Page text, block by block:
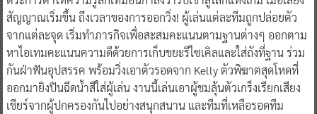
สัญญาณเริ่มขึ้น ถึงเวลาของการออกวิ่ง! ผู้เล่นแต่ละทีมถูกปล่อยตัว
จากแต่ละจุด เริ่มทำภารกิจเพื่อสะสมคะแนนตามฐานต่างๆ ออกตาม
หาไอเทมคะแนนความดีด้วยการเก็บขยะรีไซเคิลและใส่ถังที่ฐาน ร่วม
กันฝ่าฟันอุปสรรค พร้อมวิ่งเอาตัวรอดจาก Kelly ตัวพิฆาตสุดโหดที่
ออกมายิงปืนฉีดน้ำสีใส่ผู้เล่น งานนี้เล่นเอาผู้ชมลุ้นตัวเกร็งเรียกเสียง
เชียร์จากผู้ปกครองกันไปอย่างสนุกสนาน และทีมที่เหลือรอดทีม